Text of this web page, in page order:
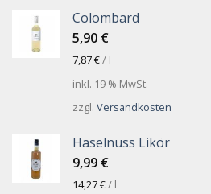
Colombard
5,90 €
7,87€/ l
inkl. 19 % MwSt.
zzgl. Versandkosten
Haselnuss Likör
9,99 €
14,27€/ l